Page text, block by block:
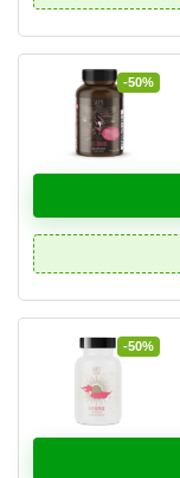
-50%
-50%